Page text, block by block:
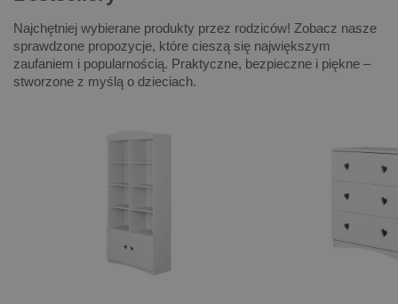
Najchętniej wybierane produkty przez rodziców! Zobacz nasze
sprawdzone propozycje, które cieszą się największym
zaufaniem i popularnością. Praktyczne, bezpieczne i piękne –
stworzone z myślą o dzieciach.